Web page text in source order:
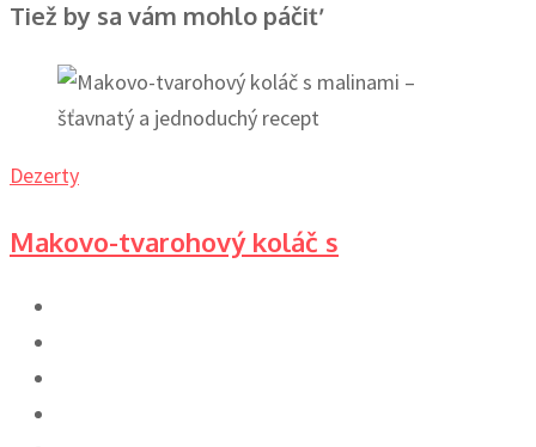
Tiež by sa vám mohlo páčiť
Dezerty
Makovo-tvarohový koláč s